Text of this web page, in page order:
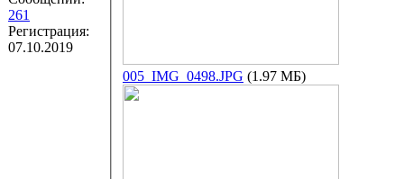
261
Регистрация:
07.10.2019
005_IMG_0498.JPG (1.97 МБ)